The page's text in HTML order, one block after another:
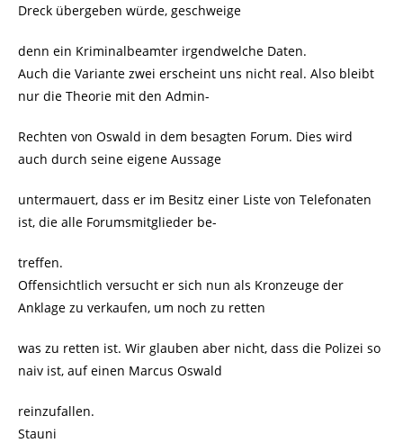
Dreck übergeben würde, geschweige
denn ein Kriminalbeamter irgendwelche Daten.
Auch die Variante zwei erscheint uns nicht real. Also bleibt
nur die Theorie mit den Admin-
Rechten von Oswald in dem besagten Forum. Dies wird
auch durch seine eigene Aussage
untermauert, dass er im Besitz einer Liste von Telefonaten
ist, die alle Forumsmitglieder be-
treffen.
Offensichtlich versucht er sich nun als Kronzeuge der
Anklage zu verkaufen, um noch zu retten
was zu retten ist. Wir glauben aber nicht, dass die Polizei so
naiv ist, auf einen Marcus Oswald
reinzufallen.
Stauni